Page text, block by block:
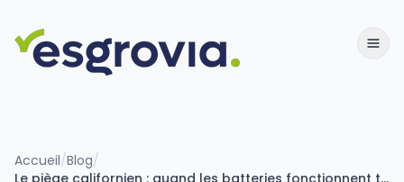
Accueil/Blog/
Le piège californien : quand les batteries fonctionnent trop bien